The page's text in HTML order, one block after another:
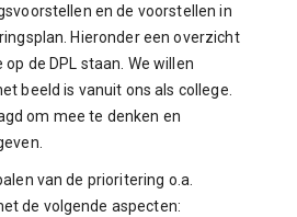
en de voorstellen in
Hieronder een overzicht
de DPL staan. We willen
beeld is vanuit ons als college.
om mee te denken en
van de prioritering o.a.
de volgende aspecten: